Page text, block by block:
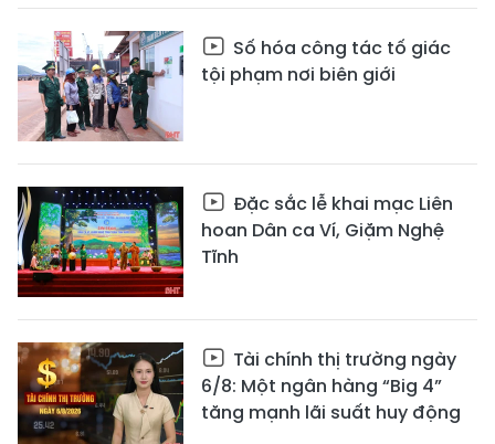
Số hóa công tác tố giác
tội phạm nơi biên giới
Đặc sắc lễ khai mạc Liên
hoan Dân ca Ví, Giặm Nghệ
Tĩnh
Tài chính thị trường ngày
6/8: Một ngân hàng “Big 4”
tăng mạnh lãi suất huy động